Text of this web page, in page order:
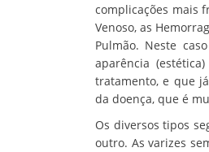
complicações mais
Venoso, as
Pulmão. Neste
aparência
tratamento, e que
da doença, que é
Os diversos tipos
outro. As varizes